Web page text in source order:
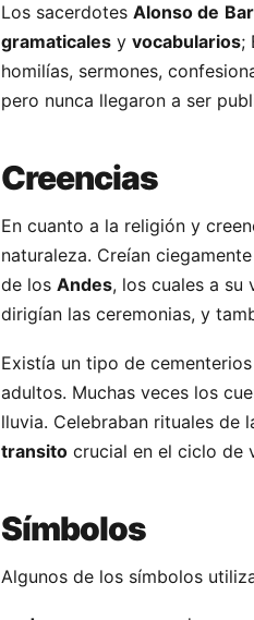
Los sacerdotes Alonso de
gramaticales y vocabularios;
homilías, sermones,
pero nunca llegaron a ser
Creencias
En cuanto a la religión y
naturaleza. Creían
de los Andes, los cuales a su
dirigían las ceremonias, y
Existía un tipo de
adultos. Muchas veces los
lluvia. Celebraban rituales de
transito crucial en el ciclo de
Símbolos
Algunos de los símbolos